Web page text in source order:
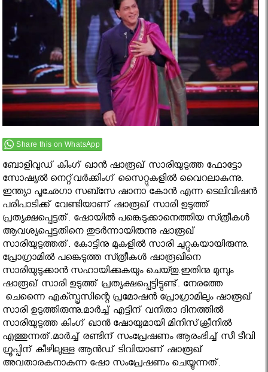
Share this on WhatsApp
ബോളിവുഡ് കിംഗ് ഖാന്‍ ഷാരൂഖ് സാരിയുടുത്ത ഫോട്ടോ
സോഷ്യല്‍ നെറ്റ്‍വര്‍ക്കിംഗ് സൈറ്റുകളില്‍ വൈറലാകുന്നു.
ഇന്ത്യാ പൂഛേഗാ സബ്സേ ഷാനാ കോന്‍ എന്ന ടെലിവിഷന്‍
പരിപാടിക്ക് വേണ്ടിയാണ് ഷാരൂഖ് സാരി ഉടുത്ത്
പ്രത്യക്ഷപ്പെട്ടത്. ഷോയില്‍ പങ്കെടുക്കാനെത്തിയ സ്‍ത്രീകള്‍
ആവശ്യപ്പെട്ടതിനെ തുടര്‍ന്നായിരുന്നു ഷാരൂഖ്
സാരിയുടുത്തത്. കോട്ടിനു മുകളില്‍ സാരി ചുറ്റുകയായിരുന്നു.
പ്രോഗ്രാമില്‍ പങ്കെടുത്ത സ്‍ത്രീകള്‍ ഷാരൂഖിനെ
സാരിയുടുക്കാന്‍ സഹായിക്കുകയും ചെയ്‍തു.ഇതിനു മുമ്പും
ഷാരൂഖ് സാരി ഉടുത്ത് പ്രത്യക്ഷപ്പെട്ടിട്ടുണ്ട്. നേരത്തേ
ചെന്നൈ എക്സ്പ്രസിന്റെ പ്രമോഷന്‍ പ്രോഗ്രാമിലും ഷാരൂഖ്
സാരി ഉടുത്തിരുന്നു.മാര്‍ച്ച് എട്ടിന് വനിതാ ദിനത്തില്‍
സാരിയുടുത്ത കിംഗ് ഖാന്‍ ഷോയുമായി മിനിസ്‌ക്രീനില്‍
എത്തുന്നത്.മാര്‍ച്ച് രണ്ടിന് സംപ്രേഷണം ആരംഭിച്ച് സീ ടീവി
ഗ്രൂപ്പിന് കീഴിലുള്ള ആന്‍ഡ് ടിവിയാണ് ഷാരൂഖ്
അവതാരകനാകുന്ന ഷോ സംപ്രേഷണം ചെയ്യുന്നത്.